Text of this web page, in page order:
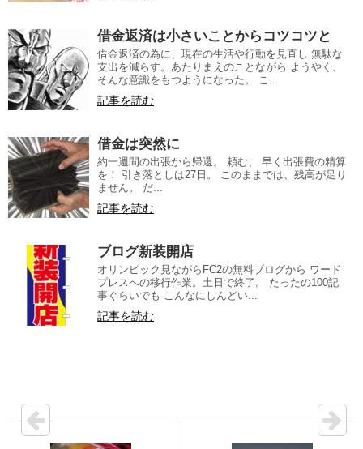
借金返済は小さいことからコツコツと
借金返済の為に、現在の生活や行動を見直し 無駄な
支出を減らす。あたりまえのことながら ようやく、
そんな意識をもつようになった。 こ...
記事を読む
借金は突然に
約一週間の出張から帰還。 頼む、 早く出張費の精算
を！ 引き落としは27日。 このままでは、残高が足り
ません。 だ...
記事を読む
ブログ新装開店
オリンピック見ながらFC2の無料ブログから ワード
プレスへの移行作業。土日で終了。 たったの100記
事ぐらいでも こんなにしんどい...
記事を読む